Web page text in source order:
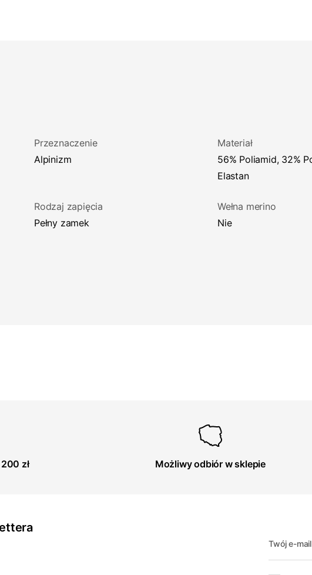
Przeznaczenie
Alpinizm
Materiał
56% Poliamid, 32% Poliester, 12%
Elastan
Rodzaj zapięcia
Pełny zamek
Wełna merino
Nie
zł Możliwy odbiór w sklepie
Twój e-mail